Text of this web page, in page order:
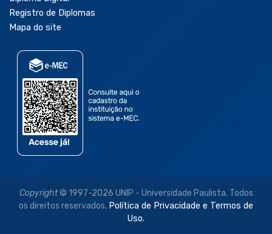
Registro de Diplomas
Mapa do site
Copyright© 1997-2026 UNIP - Universidade Paulista. Todos
os direitos reservados. Política de Privacidade e Termos de
Uso.